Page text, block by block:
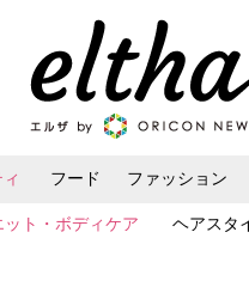
ット・ボディケア ヘアスタ
フード ファッション